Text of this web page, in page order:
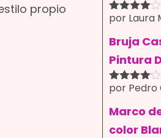
propio
Valorado
5
por Laura
Bruja
Pintura
Valorado
5
por Pedro
Marco
color